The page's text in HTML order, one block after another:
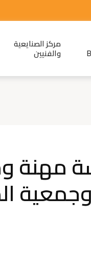
مركز الصنايعية
والفنيين
مهنة